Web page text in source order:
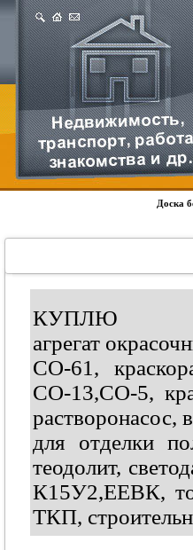
Доска
КУПЛЮ
агрегат
СО-61,
СО-13,СО-5,
для отделки
теодолит,
К15У2,ЕЕВК,
ТКП,